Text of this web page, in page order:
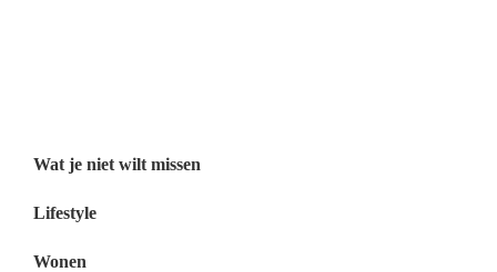
Wat je niet wilt missen
Lifestyle
Wonen